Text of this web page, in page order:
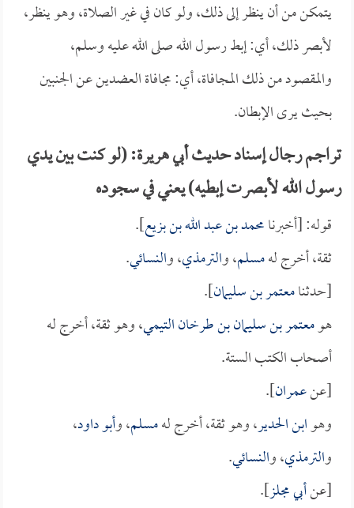
يتمكن من أن ينظر إلى ذلك، ولو كان في غير الصلاة، وهو ينظر،
لأبصر ذلك، أي: إبط رسول الله صلى الله عليه وسلم،
والمقصود من ذلك المجافاة، أي: مجافاة العضدين عن الجنبين
بحيث يرى الإبطان.
تراجم رجال إسناد حديث أبي هريرة: (لو كنت بين يدي
رسول الله لأبصرت إبطيه) يعني في سجوده
قوله: [أخبرنامحمد بن عبد الله بن بزيع].
ثقة، أخرج لهمسلم، والترمذي، والنسائي.
[حدثنامعتمر بن سليمان].
هومعتمر بن سليمان بن طرخان التيمي، وهو ثقة، أخرج له
أصحاب الكتب الستة.
[عنعمران].
وهوابن الحدير، وهو ثقة، أخرج لهمسلم، وأبو داود،
والترمذي، والنسائي.
[عنأبي مجلز].